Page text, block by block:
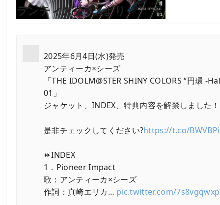
ランティス公式Xより
2025年6月4日(水)発売
アンティーカ×シーズ
「THE IDOLM@STER SHINY COLORS “円環 -
01」
ジャケット、INDEX、特典内容を解禁しました！
是非チェックしてください?https://t.co/
⏩INDEX
1．Pioneer Impact
歌：アンティーカ×シーズ
作詞：真崎エリカ… pic.twitter.com/